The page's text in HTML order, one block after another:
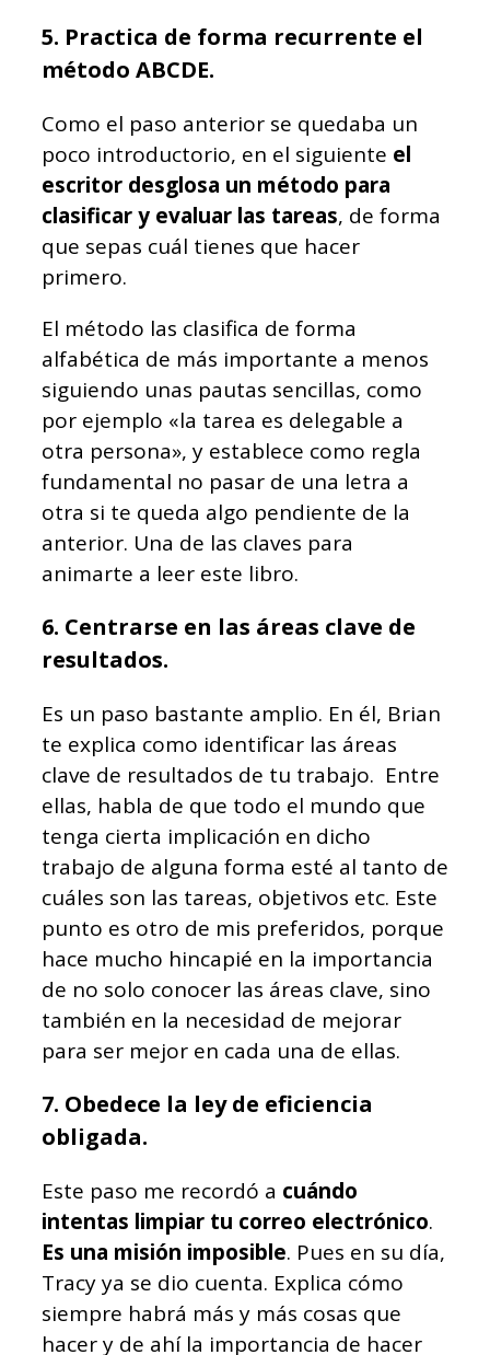
5. Practica de forma recurrente el
método ABCDE.
Como el paso anterior se quedaba un
poco introductorio, en el siguiente el
escritor desglosa un método para
clasificar y evaluar las tareas, de forma
que sepas cuál tienes que hacer
primero.
El método las clasifica de forma
alfabética de más importante a menos
siguiendo unas pautas sencillas, como
por ejemplo «la tarea es delegable a
otra persona», y establece como regla
fundamental no pasar de una letra a
otra si te queda algo pendiente de la
anterior. Una de las claves para
animarte a leer este libro.
6. Centrarse en las áreas clave de
resultados.
Es un paso bastante amplio. En él, Brian
te explica como identificar las áreas
clave de resultados de tu trabajo. Entre
ellas, habla de que todo el mundo que
tenga cierta implicación en dicho
trabajo de alguna forma esté al tanto de
cuáles son las tareas, objetivos etc. Este
punto es otro de mis preferidos, porque
hace mucho hincapié en la importancia
de no solo conocer las áreas clave, sino
también en la necesidad de mejorar
para ser mejor en cada una de ellas.
7. Obedece la ley de eficiencia
obligada.
Este paso me recordó a cuándo
intentas limpiar tu correo electrónico.
Es una misión imposible. Pues en su día,
Tracy ya se dio cuenta. Explica cómo
siempre habrá más y más cosas que
hacer y de ahí la importancia de hacer